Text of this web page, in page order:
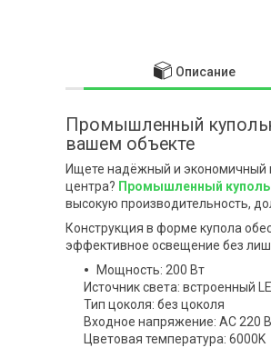
Описание
Промышленный
вашем объекте
Ищете надёжный и экономичный
центра? Промышленный
высокую производительность,
Конструкция в форме купола
эффективное освещение без
Мощность: 200 Вт
Источник света: встроенный
Тип цоколя: без цоколя
Входное напряжение: AC 220
Цветовая температура: 6000K